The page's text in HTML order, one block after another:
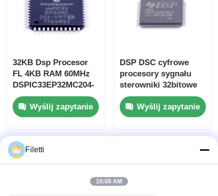
32KB Dsp Procesor
FL 4KB RAM 60MHz
DSPIC33EP32MC204-
I/PT
Wyślij zapytanie
DSP DSC cyfrowe
procesory sygnału
sterowniki 32bitowe
statyczne CMOS
TMS320F2810PBKA
Wyślij zapytanie
Filetti
10:06 AM